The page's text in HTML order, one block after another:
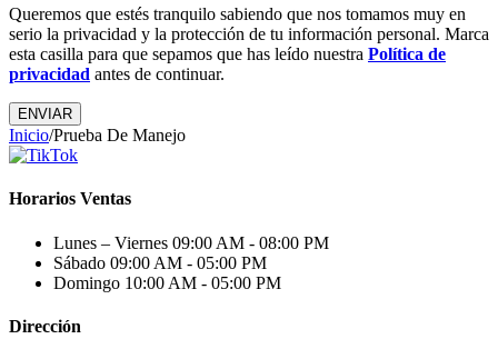
Queremos que estés tranquilo sabiendo que nos tomamos muy en
serio la privacidad y la protección de tu información personal. Marca
esta casilla para que sepamos que has leído nuestra Política de
privacidad antes de continuar.
ENVIAR
Inicio/Prueba De Manejo
Horarios Ventas
Lunes – Viernes 09:00 AM - 08:00 PM
Sábado 09:00 AM - 05:00 PM
Domingo 10:00 AM - 05:00 PM
Dirección